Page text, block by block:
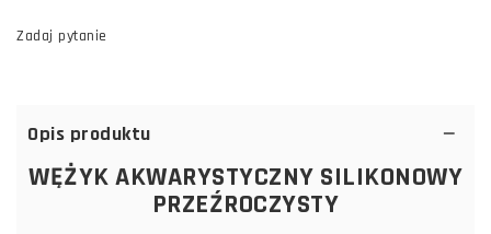
Zadaj pytanie
Opis produktu
WĘŻYK AKWARYSTYCZNY SILIKONOWY
PRZEŹROCZYSTY